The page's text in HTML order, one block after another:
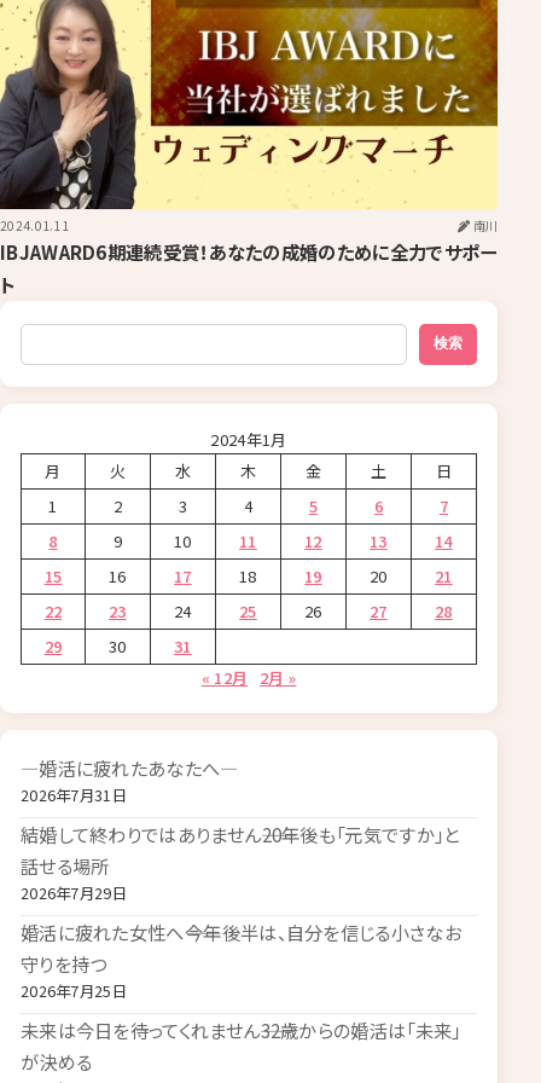
2024.01.11 南川
IBJAWARD6期連続受賞！あなたの成婚のために全力でサポー
ト
検索
検索
2024年1月
月
火 水 木 金 土
日
1
2 3 4 5 6
7
8
9 10 11 12 13
14
15
16 17 18 19 20
21
22
23 24 25 26 27
28
29
30
31
« 12月
2月 »
―婚活に疲れたあなたへ―
2026年7月31日
結婚して終わりではありません――20年後も「元気ですか」と
話せる場所
2026年7月29日
婚活に疲れた女性へ――今年後半は、自分を信じる小さなお
守りを持つ
2026年7月25日
未来は今日を待ってくれません――32歳からの婚活は「未来」
が決める